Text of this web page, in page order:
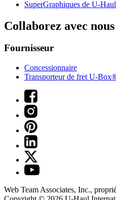
SuperGraphiques de U-Haul
Collaborez avec nous
Fournisseur
Concessionnaire
Transporteur de fret U-
Web Team Associates, Inc.,